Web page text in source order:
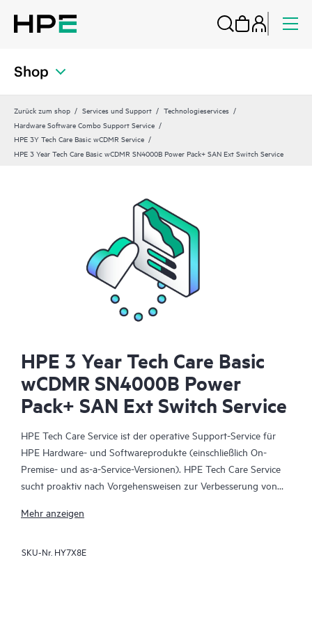
Shop
Zurück zum shop Services und Support
Technologieservices
Hardware Software Combo Support Service
HPE 3Y Tech Care Basic wCDMR Service
HPE 3 Year Tech Care Basic wCDMR SN4000B Power Pack+ SAN Ext Switch Service
HPE 3 Year Tech Care Basic
wCDMR SN4000B Power
Pack+ SAN Ext Switch Service
HPE Tech Care Service ist der operative Support-Service für
HPE Hardware- und Softwareprodukte (einschließlich On-
Premise- und as-a-Service-Versionen). HPE Tech Care Service
sucht proaktiv nach Vorgehensweisen zur Verbesserung von
Teams dadurch, das Unternehmen voranzubringen.
HPE Tech Care Service ermöglicht darüber hinaus direkten
Mehr anzeigen
SKU-Nr. HY7X8E